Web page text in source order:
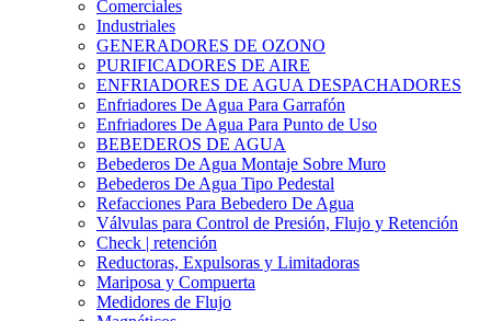
Comerciales
Industriales
GENERADORES DE OZONO
PURIFICADORES DE AIRE
ENFRIADORES DE AGUA DESPACHADORES
Enfriadores De Agua Para Garrafón
Enfriadores De Agua Para Punto de Uso
BEBEDEROS DE AGUA
Bebederos De Agua Montaje Sobre Muro
Bebederos De Agua Tipo Pedestal
Refacciones Para Bebedero De Agua
Válvulas para Control de Presión, Flujo y Retención
Check | retención
Reductoras, Expulsoras y Limitadoras
Mariposa y Compuerta
Medidores de Flujo